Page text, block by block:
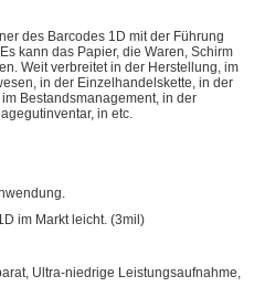
des Barcodes 1D mit der Führung
kann das Papier, die Waren, Schirm
Weit verbreitet in der Herstellung, im
in der Einzelhandelskette, in der
Bestandsmanagement, in der
in etc.
im Markt leicht. (3mil)
Ultra-niedrige Leistungsaufnahme,